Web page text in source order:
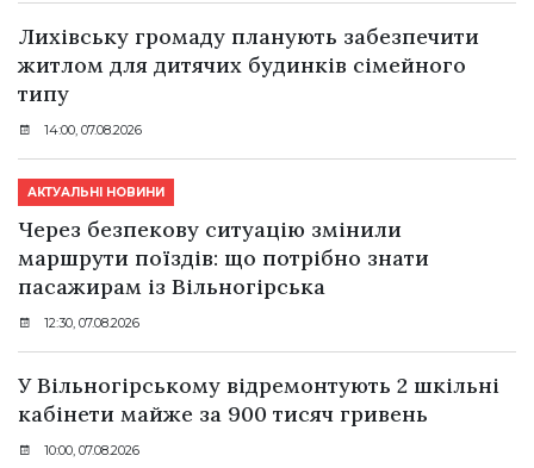
Лихівську громаду планують забезпечити
житлом для дитячих будинків сімейного
типу
14:00, 07.08.2026
АКТУАЛЬНІ НОВИНИ
Через безпекову ситуацію змінили
маршрути поїздів: що потрібно знати
пасажирам із Вільногірська
12:30, 07.08.2026
У Вільногірському відремонтують 2 шкільні
кабінети майже за 900 тисяч гривень
10:00, 07.08.2026